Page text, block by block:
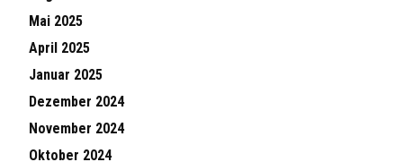
Mai 2025
April 2025
Januar 2025
Dezember 2024
November 2024
Oktober 2024